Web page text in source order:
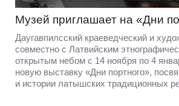
Музей приглашает на «Дни
Даугавпилсский краеведческий и
совместно с Латвийским
открытым небом с 14 ноября по 4
новую выставку «Дни портного»,
и истории латышских традиционных